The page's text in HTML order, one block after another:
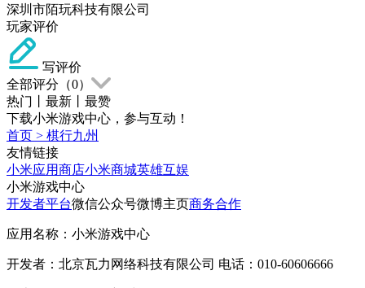
深圳市陌玩科技有限公司
玩家评价
写评价
全部评分（0）
热门
最新
最赞
下载小米游戏中心，参与互动！
首页 > 棋行九州
友情链接
小米应用商店小米商城英雄互娱
小米游戏中心
开发者平台微信公众号微博主页商务合作
应用名称：小米游戏中心
开发者：北京瓦力网络科技有限公司 电话：010-60606666